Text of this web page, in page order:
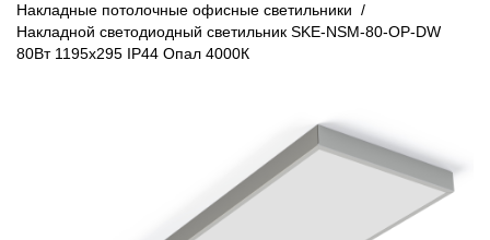
Накладные потолочные офисные светильники /
Накладной светодиодный светильник SKE-NSM-80-OP-DW
80Вт 1195x295 IP44 Опал 4000К